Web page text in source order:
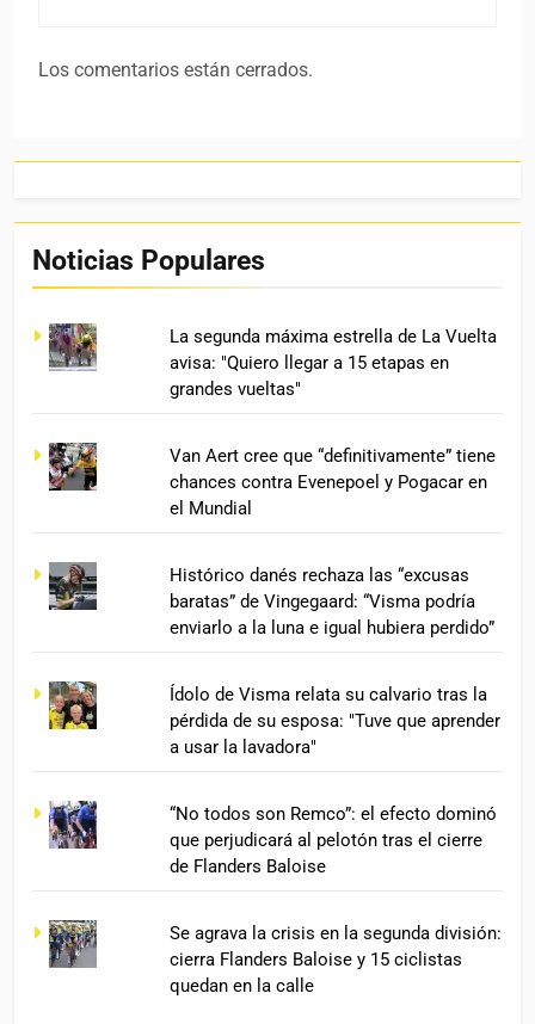
Los comentarios están cerrados.
Noticias Populares
La segunda máxima estrella de La Vuelta
avisa: "Quiero llegar a 15 etapas en
grandes vueltas"
Van Aert cree que “definitivamente” tiene
chances contra Evenepoel y Pogacar en
el Mundial
Histórico danés rechaza las “excusas
baratas” de Vingegaard: “Visma podría
enviarlo a la luna e igual hubiera perdido”
Ídolo de Visma relata su calvario tras la
pérdida de su esposa: "Tuve que aprender
a usar la lavadora"
“No todos son Remco”: el efecto dominó
que perjudicará al pelotón tras el cierre
de Flanders Baloise
Se agrava la crisis en la segunda división:
cierra Flanders Baloise y 15 ciclistas
quedan en la calle